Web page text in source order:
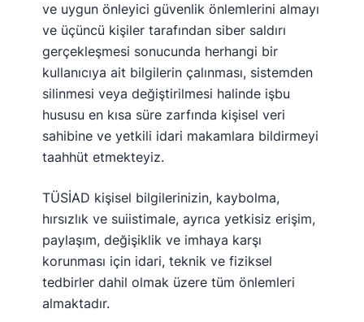
ve uygun önleyici güvenlik önlemlerini almayı
ve üçüncü kişiler tarafından siber saldırı
gerçekleşmesi sonucunda herhangi bir
kullanıcıya ait bilgilerin çalınması, sistemden
silinmesi veya değiştirilmesi halinde işbu
hususu en kısa süre zarfında kişisel veri
sahibine ve yetkili idari makamlara bildirmeyi
taahhüt etmekteyiz.
TÜSİAD kişisel bilgilerinizin, kaybolma,
hırsızlık ve suiistimale, ayrıca yetkisiz erişim,
paylaşım, değişiklik ve imhaya karşı
korunması için idari, teknik ve fiziksel
tedbirler dahil olmak üzere tüm önlemleri
almaktadır.